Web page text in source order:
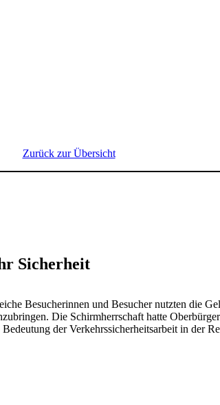
Zurück zur Über­sicht
Sicher­heit
Besu­che­rinnen und Besu­cher nutzten die
Die Schirm­herr­schaft hatte
der Verkehrs­si­cher­heits­ar­beit in der